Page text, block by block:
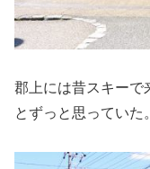
郡上には昔スキーで
とずっと思っていた